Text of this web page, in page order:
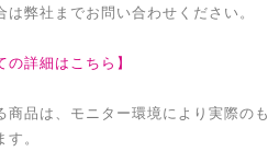
弊社までお問い合わせください。
の詳細はこちら】
品は、モニター環境により実際の
。